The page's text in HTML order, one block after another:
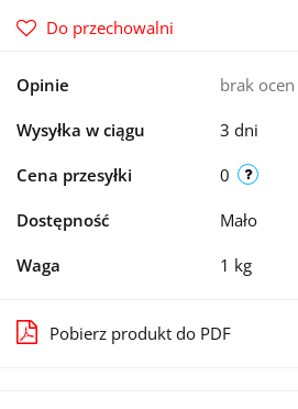
Do przechowalni
Opinie brak ocen
Wysyłka w ciągu 3 dni
Cena przesyłki 0
Dostępność Mało
Waga 1 kg
Pobierz produkt do PDF